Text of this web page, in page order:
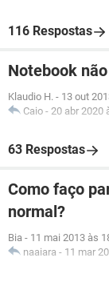
116 Respostas
Notebook
Klaudio H. - 13 out
Caio - 20 abr 2020
63 Respostas
Como faço
normal?
Bia - 11 mai 2013 às
naaiara - 11 mar